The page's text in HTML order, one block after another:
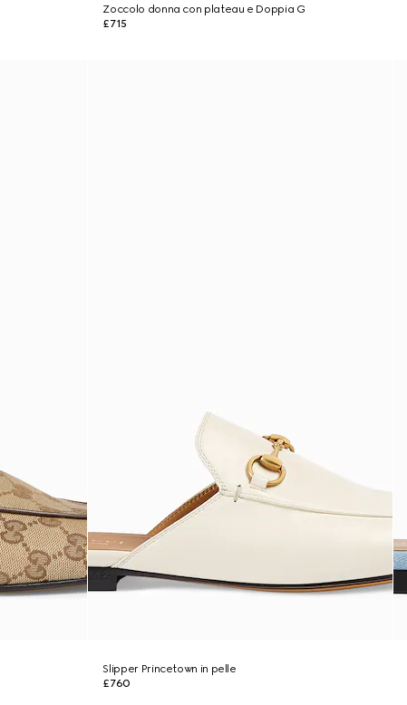
Zoccolo donna con plateau e Doppia G
£715
Slipper Princetown in pelle
£760